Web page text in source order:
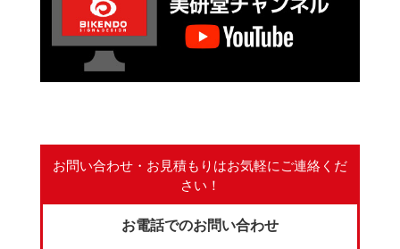
お問い合わせ・お見積もりはお気軽にご連絡くだ
さい！
お電話でのお問い合わせ